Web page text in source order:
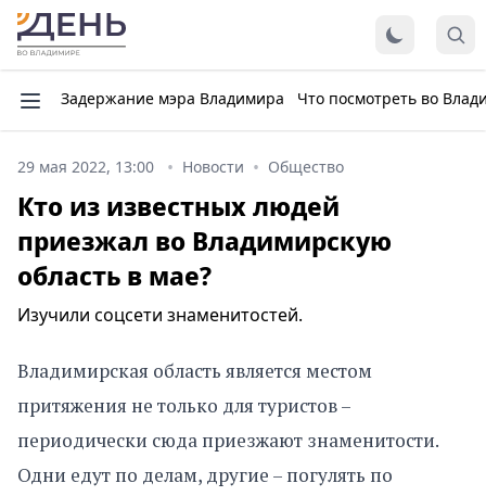
Задержание мэра Владимира Что посмотреть во
29 мая 2022, 13:00 Новости Общество
Кто из известных людей
приезжал во Владимирскую
область в мае?
Изучили соцсети знаменитостей.
Владимирская область является местом
притяжения не только для туристов –
периодически сюда приезжают знаменитости.
Одни едут по делам, другие – погулять по